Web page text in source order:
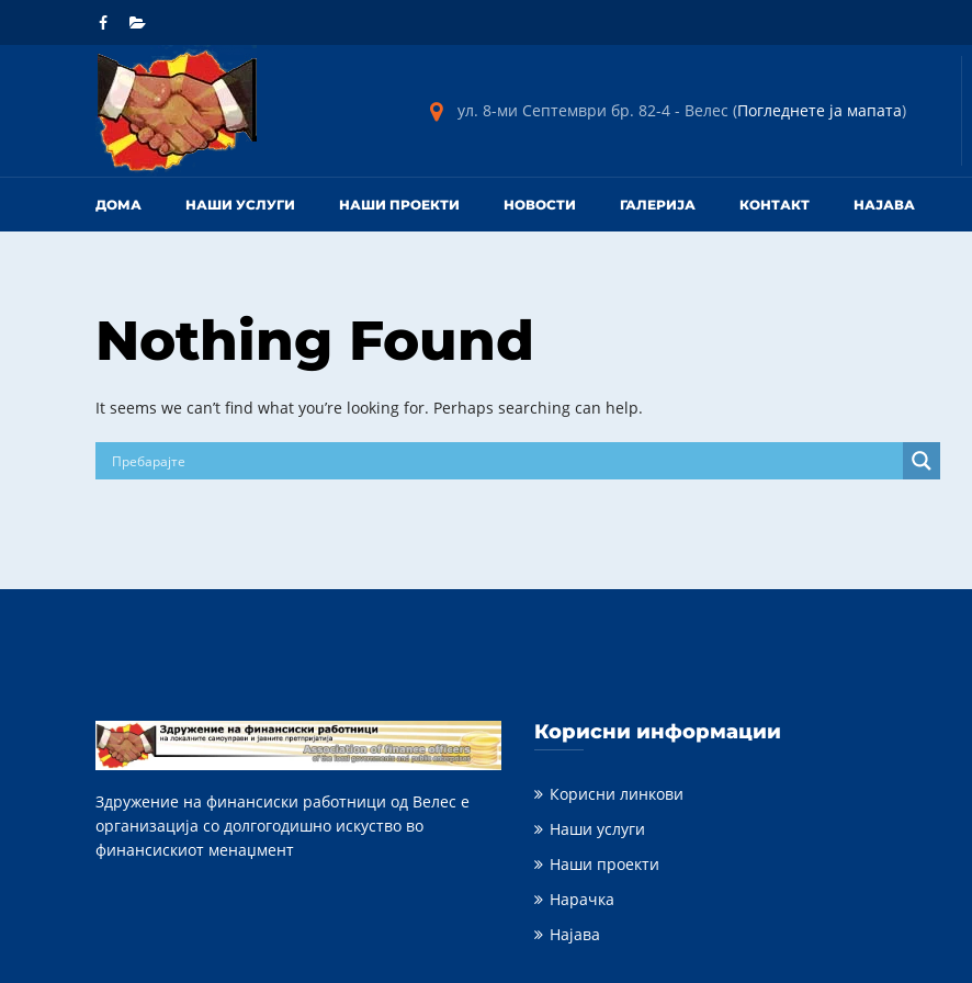
ул. 8-ми Септември бр. 82-4 - Велес (Погледнете ја мапата)
ДОМА НАШИ УСЛУГИ НАШИ ПРОЕКТИ НОВОСТИ ГАЛЕРИЈА КОНТАКТ НАЈАВА
Nothing Found
It seems we can’t find what you’re looking for. Perhaps searching can help.
Здружение на финансиски работници од Велес е
организација со долгогодишно искуство во
финансискиот менаџмент
Корисни информации
Корисни линкови
Наши услуги
Наши проекти
Нарачка
Најава